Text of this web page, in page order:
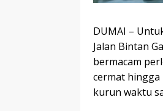
DUMAI –
Jalan Bintan
bermacam
cermat
kurun waktu